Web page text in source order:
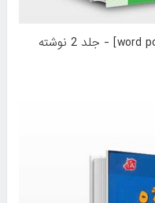
کتاب زبان عمومی و تخصصی [word power] - جلد 2 نوشته